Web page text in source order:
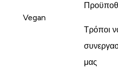
Vegan
Τρόποι
μας